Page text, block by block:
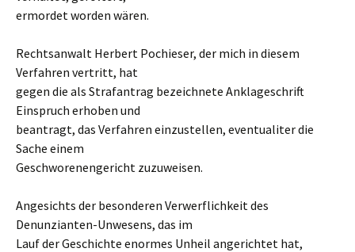
ermordet worden wären.
Rechtsanwalt Herbert Pochieser, der mich in diesem
Verfahren vertritt, hat
gegen die als Strafantrag bezeichnete Anklageschrift
Einspruch erhoben und
beantragt, das Verfahren einzustellen, eventualiter die
Sache einem
Geschworenengericht zuzuweisen.
Angesichts der besonderen Verwerflichkeit des
Denunzianten-Unwesens, das im
Lauf der Geschichte enormes Unheil angerichtet hat,